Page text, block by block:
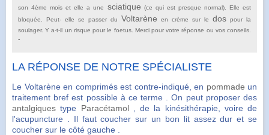
son 4ème mois et elle a une sciatique (ce qui est presque normal). Elle est
bloquée. Peut- elle se passer du Voltarène en crème sur le dos pour la
soulager. Y a-t-il un risque pour le foetus. Merci pour votre réponse ou vos conseils.
"
LA RÉPONSE DE NOTRE SPÉCIALISTE
Le Voltarène en comprimés est contre-indiqué, en pommade un
traitement bref est possible à ce terme . On peut proposer des
antalgiques type Paracétamol, de la kinésithérapie, voire de
l'acupuncture . Il faut coucher sur un bon lit assez dur et se
coucher sur le côté gauche .